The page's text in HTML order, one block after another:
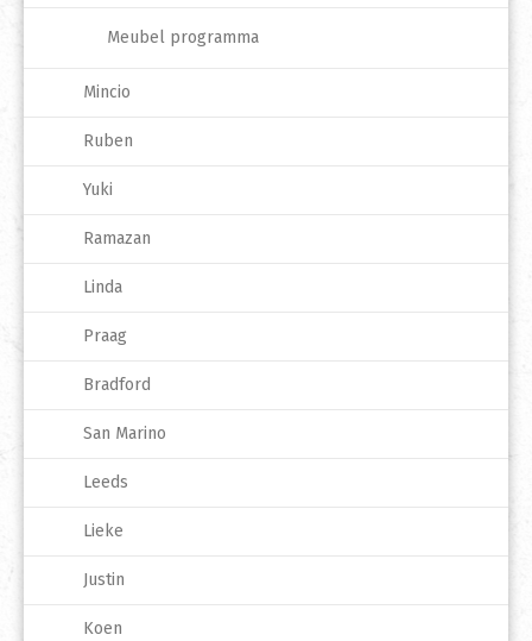
Meubel programma
Mincio
Ruben
Yuki
Ramazan
Linda
Praag
Bradford
San Marino
Leeds
Lieke
Justin
Koen